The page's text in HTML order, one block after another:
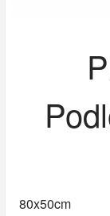
80x50cm